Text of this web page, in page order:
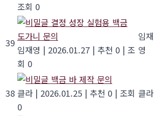
조회 0
39
결정 성장 실험용 백금
도가니 문의
임재영 | 2026.01.27 | 추천 0 | 조
회 0
임재
영
38
백금 바 제작 문의
클라 | 2026.01.25 | 추천 0 | 조회
0
클라